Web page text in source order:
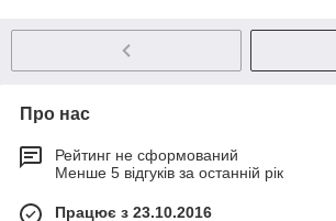
Про нас
Рейтинг не сформований
Менше 5 відгуків за останній рік
Працює з 23.10.2016